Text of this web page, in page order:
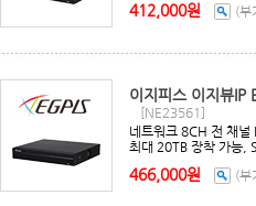
412,000원 (부
이지피스 이지뷰
[NE23561]
네트워크 8CH 전 채
최대 20TB 장착 가능
466,000원 (부